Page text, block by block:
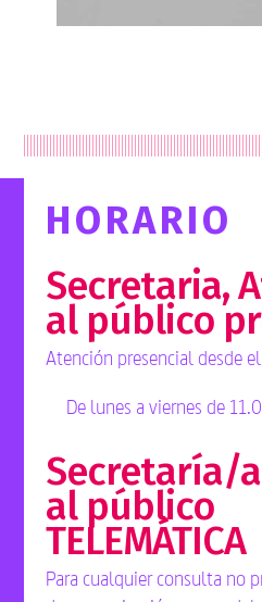
HORARIO
Secretaria,
al público
Atención presencial desde
De lunes a viernes de
Secretaría/
al público
TELEMÁTICA
Para cualquier consulta no